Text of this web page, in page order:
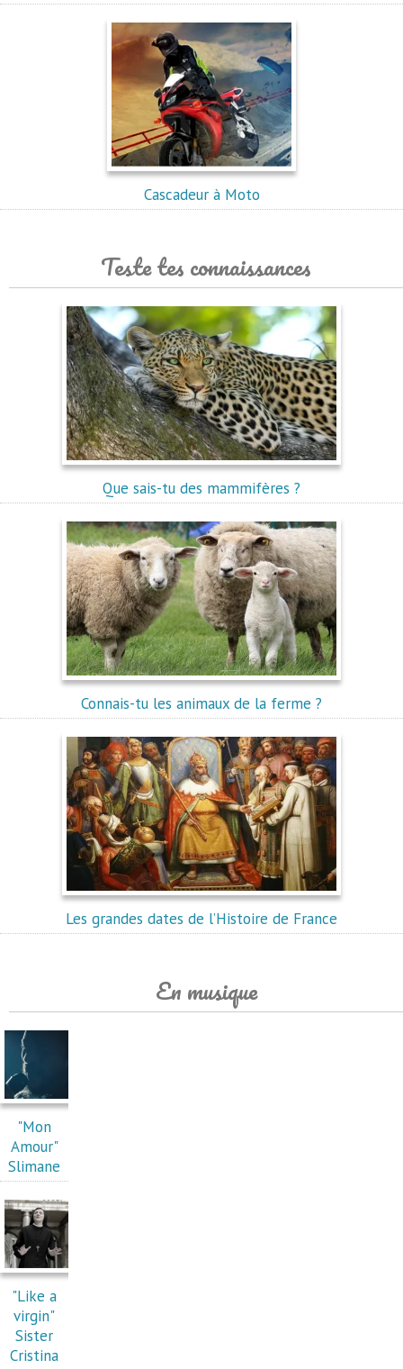
Cascadeur à Moto
Teste tes connaissances
Que sais-tu des mammifères ?
Connais-tu les animaux de la ferme ?
Les grandes dates de l’Histoire de France
En musique
"Mon
Amour"
Slimane
"Like a
virgin"
Sister
Cristina